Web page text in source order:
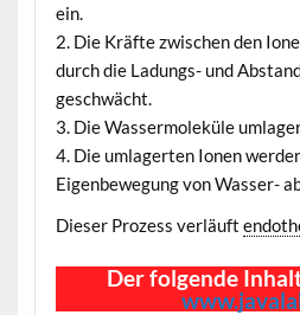
ein.
2. Die Kräfte zwischen den
durch die Ladungs- und
geschwächt.
3. Die Wassermoleküle
4. Die umlagerten Ionen
Eigenbewegung von Wasser-
Dieser Prozess verläuft
Der folgende